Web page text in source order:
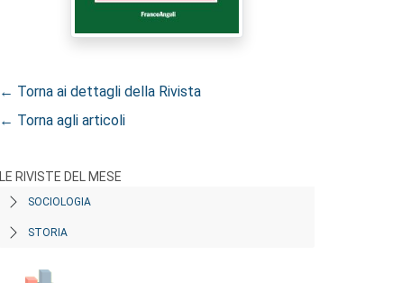
← Torna ai dettagli della Rivista
← Torna agli articoli
LE RIVISTE DEL MESE
SOCIOLOGIA
STORIA